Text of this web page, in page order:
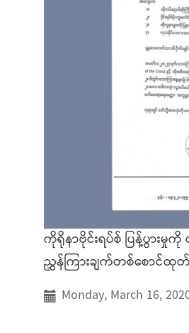
ကိုရိုနာဗိုင်းရပ်စ် ပြန့်ပွား
ညွှန်ကြားချက်တစ်စောင်ထုတ်ပ
Monday, March 16,